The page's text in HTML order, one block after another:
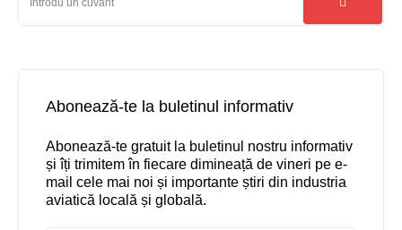
Abonează-te la buletinul informativ
Abonează-te gratuit la buletinul nostru informativ
și îți trimitem în fiecare dimineață de vineri pe e-
mail cele mai noi și importante știri din industria
aviatică locală și globală.